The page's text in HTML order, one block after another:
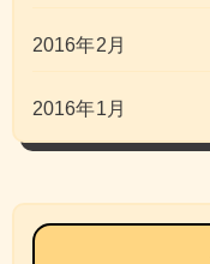
2016年2月
2016年1月